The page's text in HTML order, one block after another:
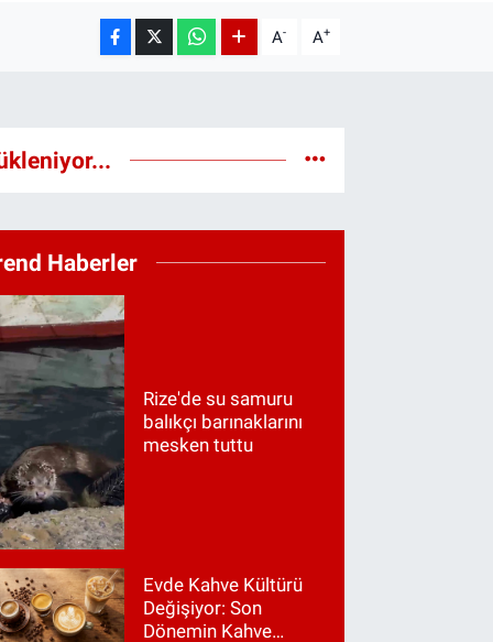
A- A+
Haberler
Rize'de su samuru
balıkçı barınaklarını
mesken tuttu
Evde Kahve Kültürü
Değişiyor: Son
Dönemin Kahve